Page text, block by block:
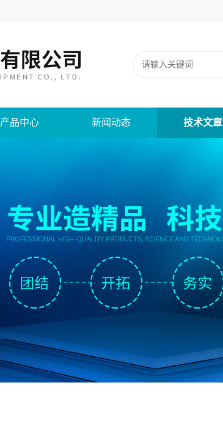
产品中心 新闻动态 技术文章